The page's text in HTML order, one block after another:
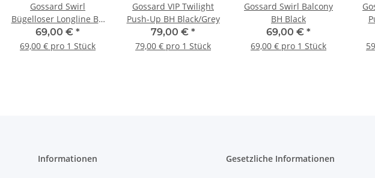
Gossard Swirl
Bügelloser Longline BH
Black
69,00 € *
69,00 € pro 1 Stück
Gossard VIP Twilight
Push-Up BH Black/Grey
79,00 € *
79,00 € pro 1 Stück
Gossard Swirl Balcony
BH Black
69,00 € *
69,00 € pro 1 Stück
Informationen Gesetzliche Informationen